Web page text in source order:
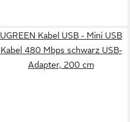
UGREEN Kabel USB - Mini USB
Kabel 480 Mbps schwarz USB-
Adapter, 200 cm